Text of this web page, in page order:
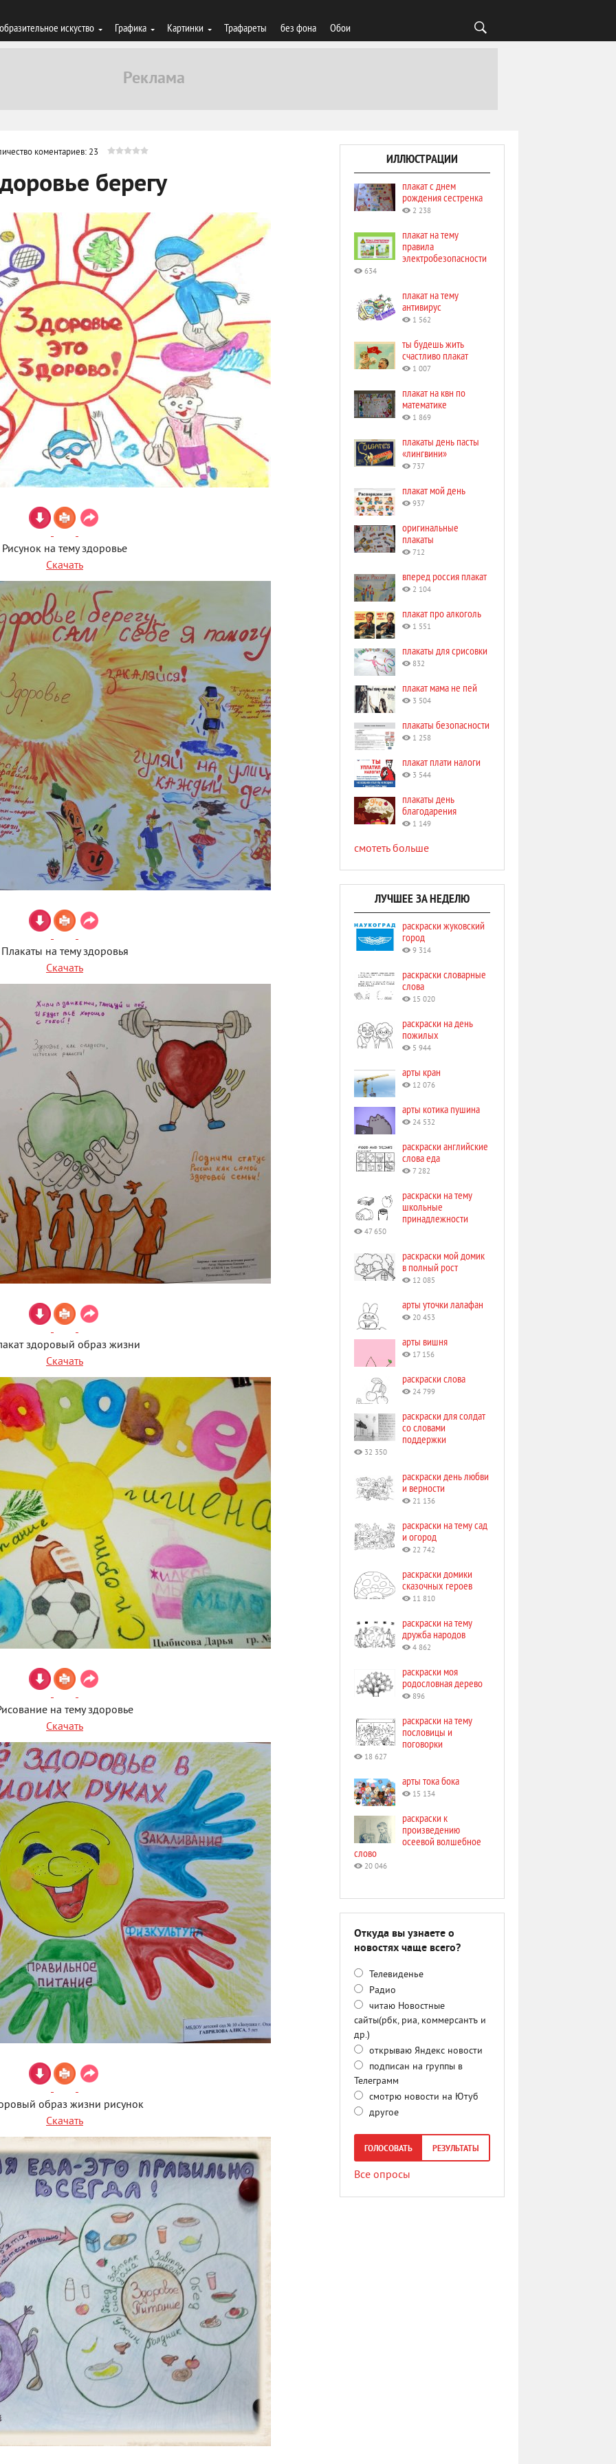
искуство Графика Картинки Трафареты без фона Обои
коментариев: 23
берегу
Рисунок на тему здоровье
Скачать
Плакаты на тему здоровья
Скачать
здоровый образ жизни
Скачать
на тему здоровье
Скачать
образ жизни рисунок
Скачать
ИЛЛЮСТРАЦИИ
плакат с днем
рождения сестренка
2 238
плакат на тему
правила
электробезопасности
634
плакат на тему
антивирус
1 562
ты будешь жить
счастливо плакат
1 007
плакат на квн по
математике
1 869
плакаты день пасты
«лингвини»
737
плакат мой день
937
оригинальные
плакаты
712
вперед россия плакат
2 104
плакат про алкоголь
1 551
плакаты для срисовки
832
плакат мама не пей
3 504
плакаты безопасности
1 258
плакат плати налоги
3 544
плакаты день
благодарения
1 149
смотеть больше
ЛУЧШЕЕ ЗА НЕДЕЛЮ
раскраски жуковский
город
9 314
раскраски словарные
слова
15 020
раскраски на день
пожилых
5 944
арты кран
12 076
арты котика пушина
24 532
раскраски английские
слова еда
7 282
раскраски на тему
школьные
принадлежности
47 650
раскраски мой домик
в полный рост
12 085
арты уточки лалафан
20 453
арты вишня
17 156
раскраски слова
24 799
раскраски для солдат
со словами
поддержки
32 350
раскраски день любви
и верности
21 136
раскраски на тему сад
и огород
22 742
раскраски домики
сказочных героев
11 810
раскраски на тему
дружба народов
4 862
раскраски моя
родословная дерево
896
раскраски на тему
пословицы и
поговорки
18 627
арты тока бока
15 134
раскраски к
произведению
осеевой волшебное
слово
20 046
Откуда вы узнаете о
новостях чаще всего?
Телевиденье
Радио
читаю Новостные
сайты(рбк, риа, коммерсантъ и
др.)
открываю Яндекс новости
подписан на группы в
Телеграмм
смотрю новости на Ютуб
другое
ГОЛОСОВАТЬ РЕЗУЛЬТАТЫ
Все опросы